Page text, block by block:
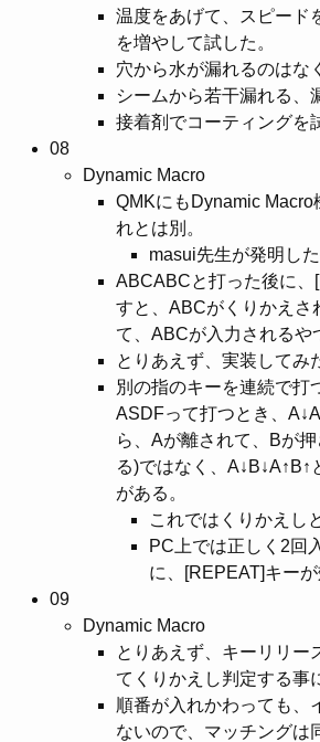
温度をあげて、スピード
を増やして試した。
穴から水が漏れるのはな
シームから若干漏れる、
接着剤でコーティングを
08
Dynamic Macro
QMKにもDynamic Macro
れとは別。
masui先生が発明した
ABCABCと打った後に、
すと、ABCがくりかえさ
て、ABCが入力されるや
とりあえず、実装してみ
別の指のキーを連続で打
ASDFって打つとき、
ら、Aが離されて、Bが
る)ではなく、A↓B↓A↑B↑
がある。
これではくりかえし
PC上では正しく2回
に、[REPEAT]キーが
09
Dynamic Macro
とりあえず、キーリリー
てくりかえし判定する事
順番が入れかわっても、
ないので、マッチングは